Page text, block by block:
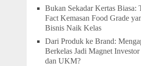
Bukan Sekadar Kertas Biasa:
Fact Kemasan Food Grade
Bisnis Naik Kelas
Dari Produk ke Brand:
Berkelas Jadi Magnet
dan UKM?